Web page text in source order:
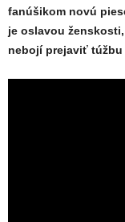
fanúšikom novú
je oslavou
nebojí prejaviť